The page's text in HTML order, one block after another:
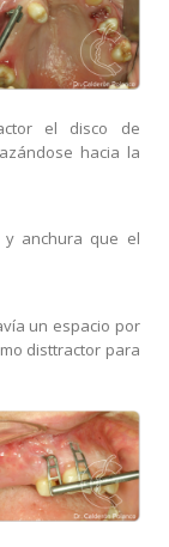
el disco de
hacia la
y anchura que el
un espacio por
disttractor para